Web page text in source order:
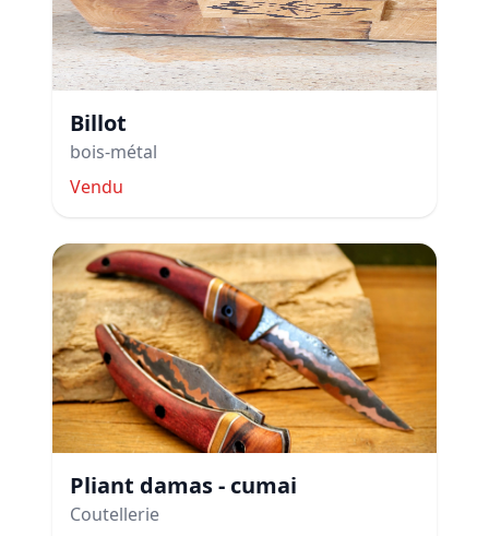
Billot
bois-métal
Vendu
Pliant damas - cumai
Coutellerie